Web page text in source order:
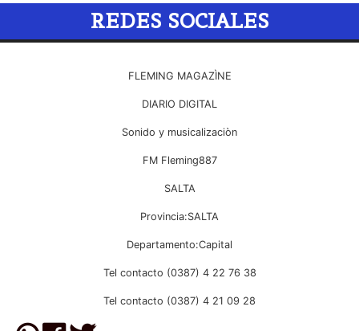
REDES SOCIALES
FLEMING MAGAZÌNE
DIARIO DIGITAL
Sonido y musicalizaciòn
FM Fleming887
SALTA
Provincia:SALTA
Departamento:Capital
Tel contacto (0387) 4 22 76 38
Tel contacto (0387) 4 21 09 28